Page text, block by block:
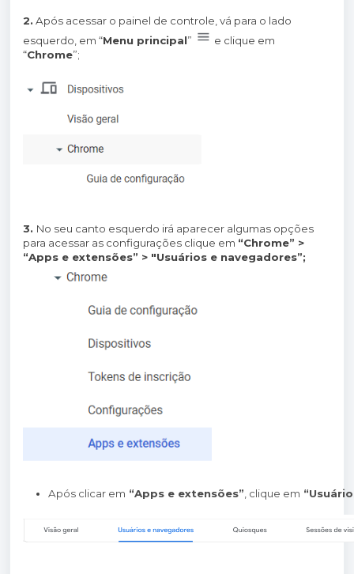
2. Após acessar o painel de controle, vá para o lado
esquerdo, em “Menu principal”
e clique em
“Chrome”;
3. No seu canto esquerdo irá aparecer algumas opções
para acessar as configurações clique em “Chrome” >
“Apps e extensões” > "Usuários e navegadores”;
Após clicar em “Apps e extensões”, clique em